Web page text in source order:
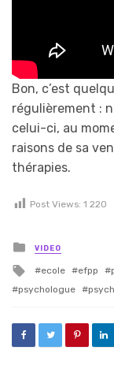
Bon, c’est
régulièrement :
celui-ci, au
raisons de sa
thérapies.
Post Views: 1 220
Posted in
VIDEO
Tagged with
ecole efpp
psychologue